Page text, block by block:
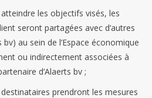
les objectifs visés, les
seront partagées avec d’autres
au sein de l’Espace économique
ou indirectement associées à
d’Alaerts bv ;
prendront les mesures